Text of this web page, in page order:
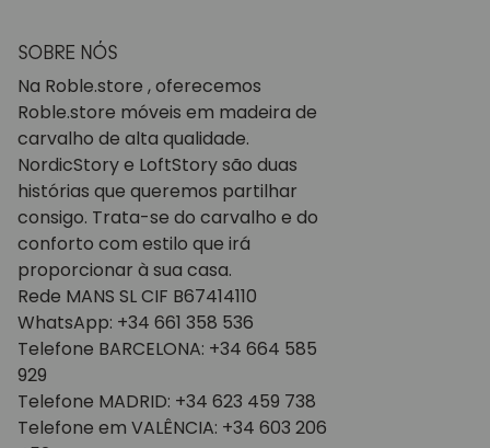
SOBRE NÓS
Na Roble.store , oferecemos
Roble.store móveis em madeira de
carvalho de alta qualidade.
NordicStory e LoftStory são duas
histórias que queremos partilhar
consigo. Trata-se do carvalho e do
conforto com estilo que irá
proporcionar à sua casa.
Rede MANS SL CIF B67414110
WhatsApp: +34 661 358 536
Telefone BARCELONA: +34 664 585
929
Telefone MADRID: +34 623 459 738
Telefone em VALÊNCIA: +34 603 206